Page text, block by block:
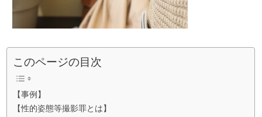
このページの目次
【事例】
【性的姿態等撮影罪とは】